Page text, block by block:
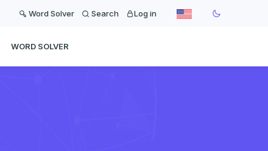
Word Solver Search Log in
WORD SOLVER